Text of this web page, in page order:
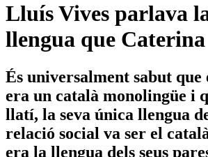
Lluís Vives parlava
llengua que
És universalment sabut que
era un català monolingüe i
llatí, la seva única llengua
relació social va ser el
era la llengua dels seus